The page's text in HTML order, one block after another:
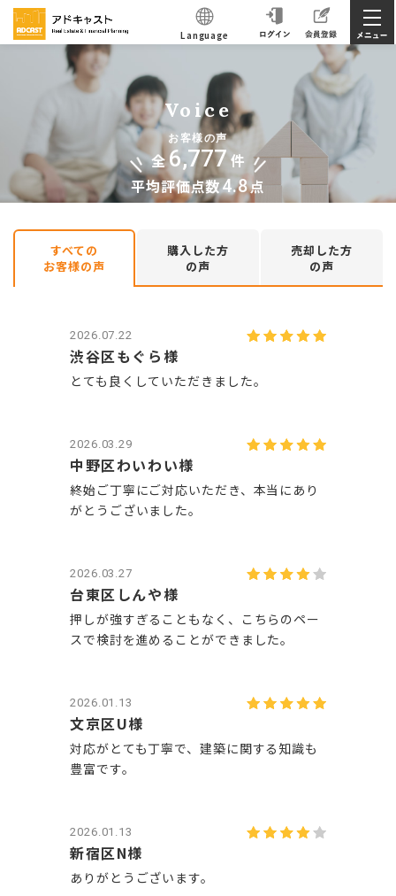
Language
Voice
お客様の声
全 6,777 件
平均評価点数4.8点
すべての
お客様の声
購入した方
の声
売却した方
の声
2026.07.22
渋谷区もぐら様
とても良くしていただきました。
2026.03.29
中野区わいわい様
終始ご丁寧にご対応いただき、本当にあり
がとうございました。
2026.03.27
台東区しんや様
押しが強すぎることもなく、こちらのペー
スで検討を進めることができました。
2026.01.13
文京区U様
対応がとても丁寧で、建築に関する知識も
豊富です。
2026.01.13
新宿区N様
ありがとうございます。